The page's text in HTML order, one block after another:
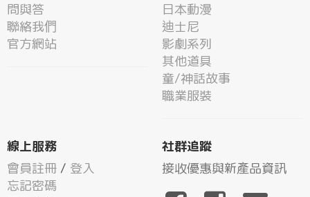
問與答
聯絡我們
官方網站
日本動漫
迪士尼
影劇系列
其他道具
童/神話故事
職業服裝
線上服務
會員註冊 / 登入
忘記密碼
社群追蹤
接收優惠與新產品資訊